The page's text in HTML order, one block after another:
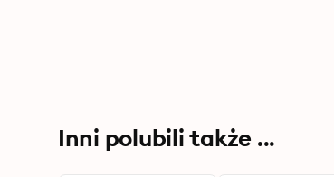
Inni polubili także ...